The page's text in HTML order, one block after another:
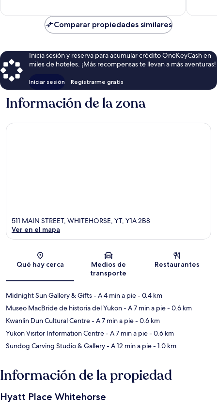
opiniones
Comparar propiedades similares
Inicia sesión y reserva para acumular crédito OneKeyCash en
miles de hoteles. ¡Más recompensas te llevan a más aventuras!
Iniciar sesión Registrarme gratis
Información de la zona
Sección del mapa
511 MAIN STREET, WHITEHORSE, YT, Y1A 2B8
Ver en el mapa
Qué hay cerca
Medios de
transporte
Restaurantes
Midnight Sun Gallery & Gifts- A 4 min a pie- 0.4 km
Museo MacBride de historia del Yukon- A 7 min a pie- 0.6 km
Kwanlin Dun Cultural Centre- A 7 min a pie- 0.6 km
Yukon Visitor Information Centre- A 7 min a pie- 0.6 km
Sundog Carving Studio & Gallery- A 12 min a pie- 1.0 km
Información de la propiedad
Hyatt Place Whitehorse